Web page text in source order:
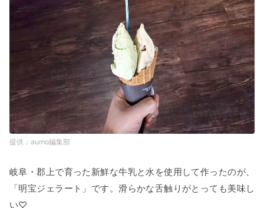
aumo編集部
岐阜・郡上で育った新鮮な牛乳と水を使用して作ったのが、
「明宝ジェラート」です。滑らかな舌触りがとっても美味し
い♡